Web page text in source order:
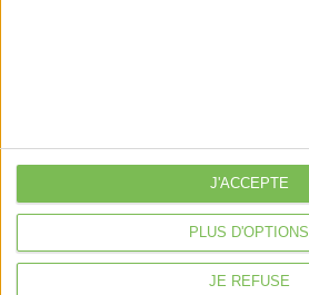
PLUS D'OPTIONS
JE REFUSE
J'ACCEPTE
Violette la comptable
Déclaration Impôt sur le Revenu
Côté Retraite